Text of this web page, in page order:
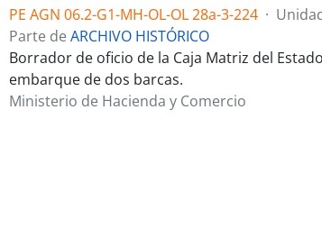
PE AGN 06.2-G1-MH-OL-OL 28a-3-224 ·
Parte de ARCHIVO HISTÓRICO
Borrador de oficio de la Caja Matriz del
embarque de dos barcas.
Ministerio de Hacienda y Comercio